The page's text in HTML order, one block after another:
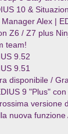
10 &
Alex |
Z6 / Z7 plus
team!
9.52
9.51
disponibile /
9 "Plus"
versione
nuova funzione